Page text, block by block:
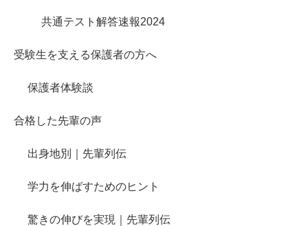
共通テスト解答速報2024
受験生を支える保護者の方へ
保護者体験談
合格した先輩の声
出身地別｜先輩列伝
学力を伸ばすためのヒント
驚きの伸びを実現｜先輩列伝